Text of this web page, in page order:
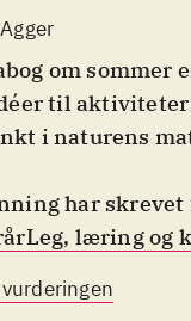
om sommer
til
i naturens
har
Leg, læring og
om